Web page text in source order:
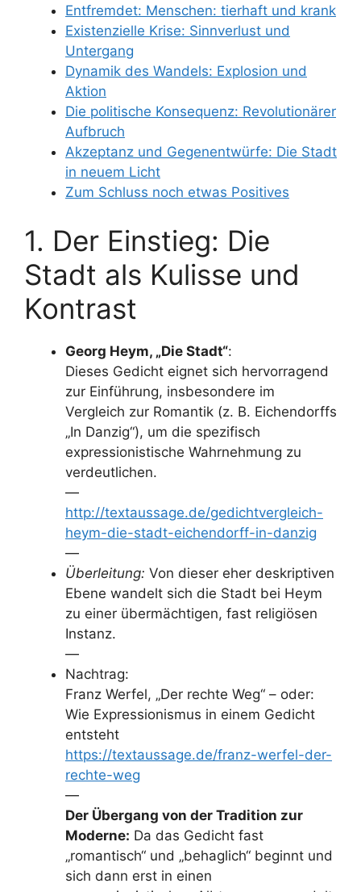
Entfremdet: Menschen: tierhaft und krank
Existenzielle Krise: Sinnverlust und
Untergang
Dynamik des Wandels: Explosion und
Aktion
Die politische Konsequenz: Revolutionärer
Aufbruch
Akzeptanz und Gegenentwürfe: Die Stadt
in neuem Licht
Zum Schluss noch etwas Positives
1. Der Einstieg: Die
Stadt als Kulisse und
Kontrast
Georg Heym, „Die Stadt“:
Dieses Gedicht eignet sich hervorragend
zur Einführung, insbesondere im
Vergleich zur Romantik (z. B. Eichendorffs
„In Danzig“), um die spezifisch
expressionistische Wahrnehmung zu
verdeutlichen.
—
http://textaussage.de/gedichtvergleich-
heym-die-stadt-eichendorff-in-danzig
—
Überleitung: Von dieser eher deskriptiven
Ebene wandelt sich die Stadt bei Heym
zu einer übermächtigen, fast religiösen
Instanz.
—
Nachtrag:
Franz Werfel, „Der rechte Weg“ – oder:
Wie Expressionismus in einem Gedicht
entsteht
https://textaussage.de/franz-werfel-der-
rechte-weg
—
Der Übergang von der Tradition zur
Moderne: Da das Gedicht fast
„romantisch“ und „behaglich“ beginnt und
sich dann erst in einen